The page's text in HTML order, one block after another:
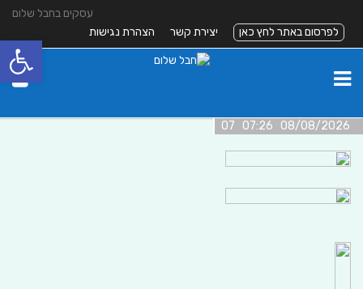
עסקים בחבל שלום
לפרסום באתר לחץ כאן
יצירת קשר הצהרת נגישות
08/08/2026 07:26 07
פתח